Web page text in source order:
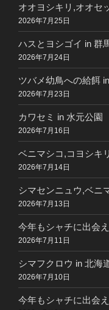
オオヨシキリ,オオセ
2026年7月25日
ハスとヨシゴイ in 群
2026年7月24日
ツバメ幼鳥への給餌
2026年7月23日
カワセミ in 水元公園
2026年7月16日
ベニマシコ,コヨシキ
2026年7月14日
シマセンニュウ,ベニ
2026年7月13日
今年もシャチに出会
2026年7月11日
シマフクロウ in 北海
2026年7月10日
今年もシャチに出会